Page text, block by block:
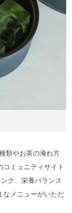
類やお茶の淹れ方
ミュニティサイト
ク、栄養バランス
なメニューがいただ